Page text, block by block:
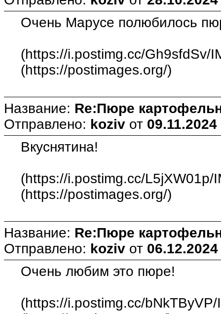
Очень Марусе полюбилось
(https://i.postimg.cc/Gh9sfdSv/
(https://postimages.org/)
Название: Re:Пюре
Отправлено: koziv от
Вкуснятина!
(https://i.postimg.cc/L5jXW01p/
(https://postimages.org/)
Название: Re:Пюре
Отправлено: koziv от
Очень любим это пюре!
(https://i.postimg.cc/